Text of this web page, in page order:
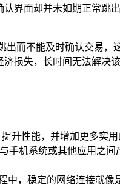
界面却并未如期正常跳
而不能及时确认交易，
损失，长时间无法解决
升性能，并增加更多实
手机系统或其他应用之
，稳定的网络连接就